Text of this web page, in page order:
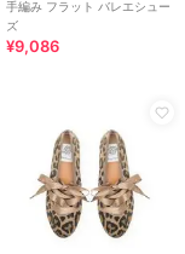
手編み フラット バレエシュー
ズ
¥9,086